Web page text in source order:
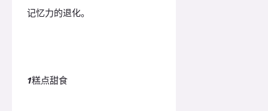
记忆力的退化。
1糕点甜食